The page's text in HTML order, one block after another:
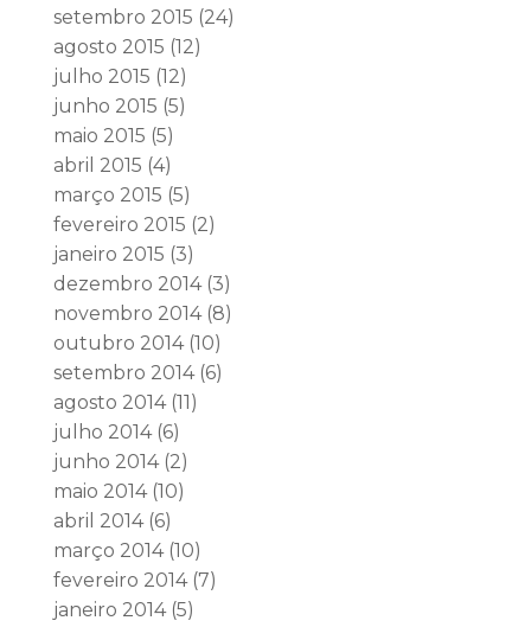
setembro 2015 (24)
agosto 2015 (12)
julho 2015 (12)
junho 2015 (5)
maio 2015 (5)
abril 2015 (4)
março 2015 (5)
fevereiro 2015 (2)
janeiro 2015 (3)
dezembro 2014(3)
novembro 2014(8)
outubro 2014(10)
setembro 2014(6)
agosto 2014(11)
julho 2014(6)
junho 2014(2)
maio 2014(10)
abril 2014(6)
março 2014(10)
fevereiro 2014(7)
janeiro 2014(5)